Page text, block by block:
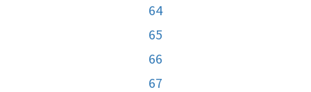
64
65
66
67